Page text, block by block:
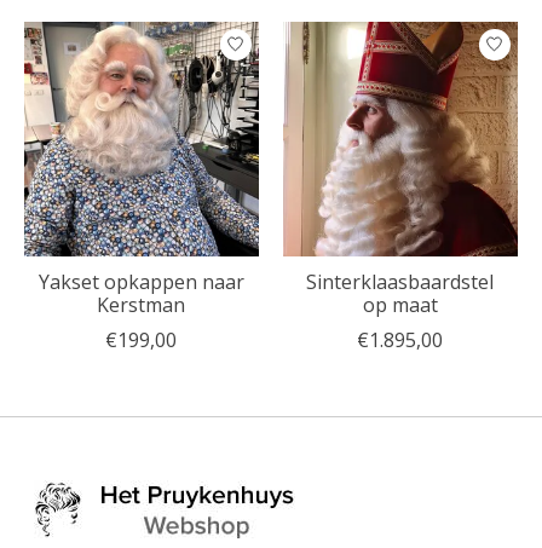
Yakset opkappen naar
Kerstman
€199,00
Sinterklaasbaardstel
op maat
€1.895,00